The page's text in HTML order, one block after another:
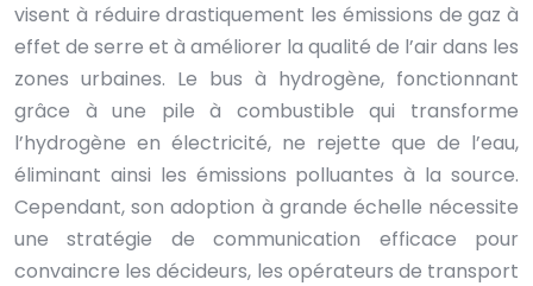
visent à réduire drastiquement les émissions de gaz à
effet de serre et à améliorer la qualité de l’air dans les
zones urbaines. Le bus à hydrogène, fonctionnant
grâce à une pile à combustible qui transforme
l’hydrogène en électricité, ne rejette que de l’eau,
éliminant ainsi les émissions polluantes à la source.
Cependant, son adoption à grande échelle nécessite
une stratégie de communication efficace pour
convaincre les décideurs, les opérateurs de transport